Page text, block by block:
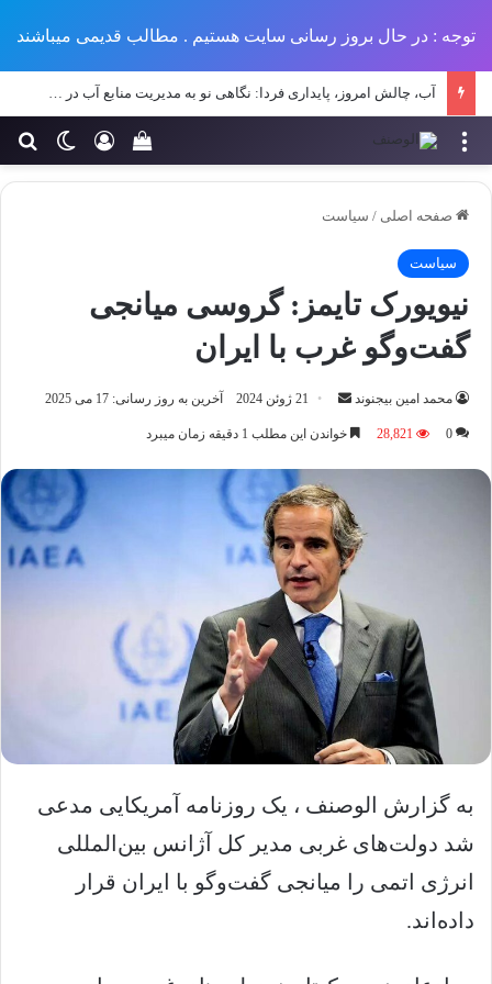
توجه : در حال بروز رسانی سایت هستیم . مطالب قدیمی میباشند
آب، چالش امروز، پایداری فردا: نگاهی نو به مدیریت منابع آب در طرح‌های عمرانی ایران
تغییر ورود
سبد خرید خود را منو
صفحه اصلی / سیاست
سیاست
نیویورک‌ تایمز: گروسی میانجی
گفت‌وگو غرب با ایران
محمد امین بیجنوند
ارسال21 ژوئن 2024 آخرین به روز رسانی: 17 می 2025
0
28,821 خواندن این مطلب 1 دقیقه زمان میبرد
به گزارش الوصنف ، یک روزنامه آمریکایی مدعی
شد دولت‌های غربی مدیر کل آژانس بین‌المللی
انرژی اتمی را میانجی گفت‌وگو با ایران قرار
داده‌اند.